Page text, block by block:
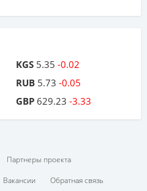
KGS 5.35 -0.02
RUB 5.73 -0.05
GBP 629.23 -3.33
Партнеры проекта
Вакансии Обратная связь